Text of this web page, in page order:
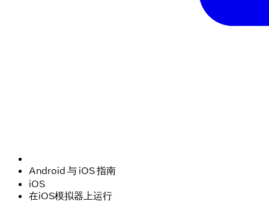
Android 与 iOS 指南
iOS
在iOS模拟器上运行